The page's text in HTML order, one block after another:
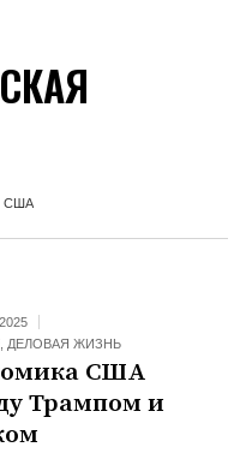
США
ДЕЛОВАЯ ЖИЗНЬ
США
Трампом и